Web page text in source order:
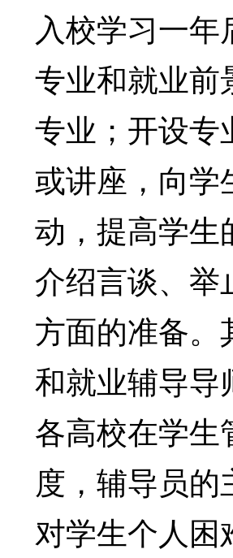
入校学习一
专业和就业前
专业；开设专
或讲座，向学
动，提高学生
介绍言谈、
方面的准备
和就业辅导导
各高校在学
度，辅导员
对学生个人